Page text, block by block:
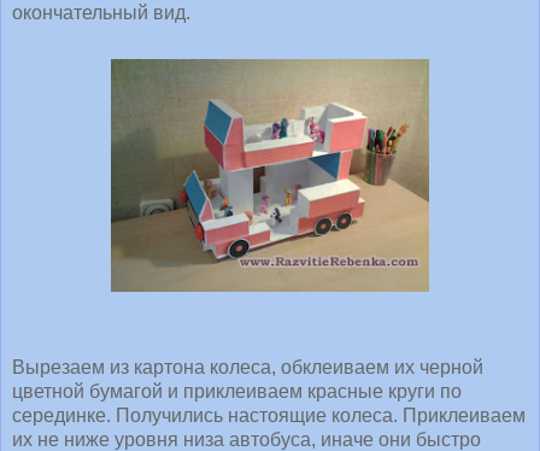
окончательный вид.
Вырезаем из картона колеса, обклеиваем их черной
цветной бумагой и приклеиваем красные круги по
серединке. Получились настоящие колеса. Приклеиваем
их не ниже уровня низа автобуса, иначе они быстро